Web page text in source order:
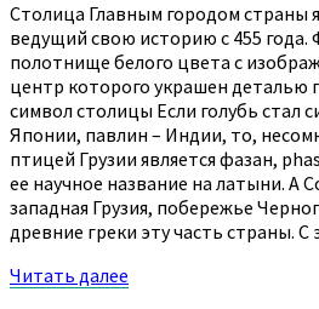
Столица Главным городом страны
ведущий свою историю с 455 года.
полотнище белого цвета с
центр которого украшен деталью
символ столицы Если голубь стал
Японии, павлин – Индии, то,
птицей Грузии является фазан,
ее научное название на латыни. А
западная Грузия, побережье
древние греки эту часть страны.
Читать далее